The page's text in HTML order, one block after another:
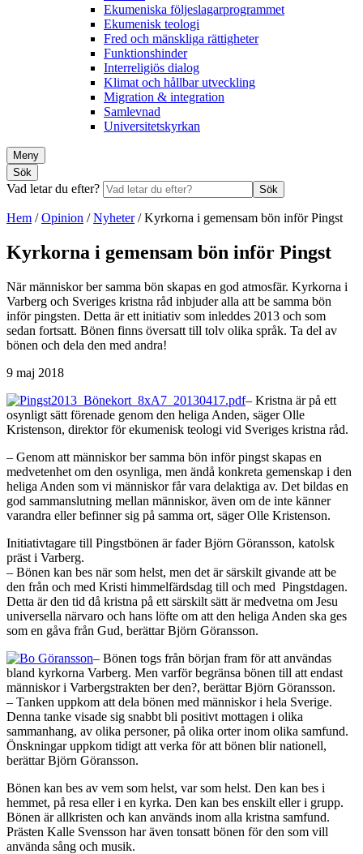
Ekumeniska följeslagarprogrammet
Ekumenisk teologi
Fred och mänskliga rättigheter
Funktionshinder
Interreligiös dialog
Klimat och hållbar utveckling
Migration & integration
Samlevnad
Universitetskyrkan
Meny
Sök
Vad letar du efter? Sök
Hem /Opinion /Nyheter/Kyrkorna i gemensam bön inför Pingst
Kyrkorna i gemensam bön inför Pingst
När människor ber samma bön skapas en god atmosfär. Kyrkorna i
Varberg och Sveriges kristna råd inbjuder alla att be samma bön
inför pingsten. Detta är ett initiativ som inleddes 2013 och som
sedan fortsatt. Bönen finns översatt till tolv olika språk. Ta del av
bönen och dela den med andra!
9 maj 2018
– Kristna är på ett
osynligt sätt förenade genom den heliga Anden, säger Olle
Kristenson, direktor för ekumenisk teologi vid Sveriges kristna råd.
– Genom att människor ber samma bön inför pingst skapas en
medvetenhet om den osynliga, men ändå konkreta gemenskap i den
heliga Anden som vi människor får vara delaktiga av. Det bildas en
god sammanslutning mellan människor, även om de inte känner
varandra eller befinner sig på samma ort, säger Olle Kristenson.
Initiativtagare till Pingstbönen är fader Björn Göransson, katolsk
präst i Varberg.
– Bönen kan bes när som helst, men det är särskilt givande att be
den från och med Kristi himmelfärdsdag till och med Pingstdagen.
Detta är den tid då kristna på ett särskilt sätt är medvetna om Jesu
universella närvaro och hans löfte om att den heliga Anden ska ges
som en gåva från Gud, berättar Björn Göransson.
– Bönen togs från början fram för att användas
bland kyrkorna Varberg. Men varför begränsa bönen till att endast
människor i Varbergstrakten ber den?, berättar Björn Göransson.
– Tanken uppkom att dela bönen med människor i hela Sverige.
Denna tanke visade sig snabbt bli positivt mottagen i olika
sammanhang, av olika personer, på olika orter inom olika samfund.
Önskningar uppkom tidigt att verka för att bönen blir nationell,
berättar Björn Göransson.
Bönen kan bes av vem som helst, var som helst. Den kan bes i
hemmet, på resa eller i en kyrka. Den kan bes enskilt eller i grupp.
Bönen är allkristen och kan används inom alla kristna samfund.
Prästen Kalle Svensson har även tonsatt bönen för den som vill
använda sång och musik.